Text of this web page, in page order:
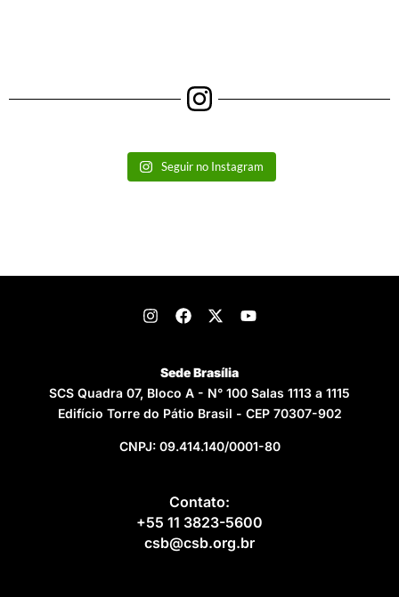
Seguir no Instagram
Sede Brasília
SCS Quadra 07, Bloco A - N° 100 Salas 1113 a 1115
Edifício Torre do Pátio Brasil - CEP 70307-902
CNPJ: 09.414.140/0001-80
Contato:
+55 11 3823-5600
csb@csb.org.br